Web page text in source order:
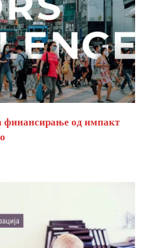
финансирање од импакт